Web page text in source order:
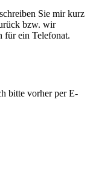
Sie mir kurz
bzw. wir
für ein Telefonat.
bitte vorher per E-